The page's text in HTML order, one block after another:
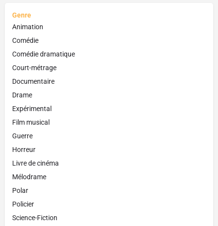
Genre
Animation
Comédie
Comédie dramatique
Court-métrage
Documentaire
Drame
Expérimental
Film musical
Guerre
Horreur
Livre de cinéma
Mélodrame
Polar
Policier
Science-Fiction